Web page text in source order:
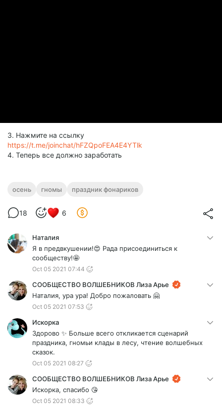
3. Нажмите на ссылку
https://t.me/joinchat/hFZQpoFEA4E4YTlk
4. Теперь все должно заработать
осень гномы праздник фонариков
18 6
Наталия
Я в предвкушении!😍 Рада присоединиться к
сообществу!🤩
Oct 05 2021 07:44
СООБЩЕСТВО ВОЛШЕБНИКОВ Лиза Арье
Наталия, ура ура! Добро пожаловать 🤗
Oct 05 2021 07:53
Искорка
Здорово ✨ Больше всего откликается сценарий
праздника, гномьи клады в лесу, чтение волшебных
сказок.
Oct 05 2021 08:27
СООБЩЕСТВО ВОЛШЕБНИКОВ Лиза Арье
Искорка, спасибо 😘
Oct 05 2021 08:33